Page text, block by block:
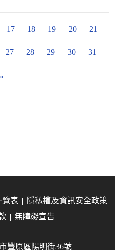
17 18 19 20 21
27 28 29 30 31
»
覽表
隱私權及資訊安全政策
無障礙宣告
豐原區陽明街36號